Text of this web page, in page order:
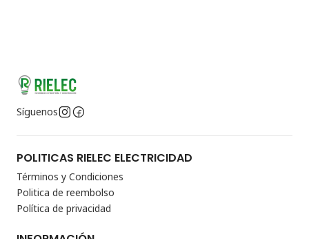
Síguenos
POLITICAS RIELEC ELECTRICIDAD
Términos y Condiciones
Politica de reembolso
Política de privacidad